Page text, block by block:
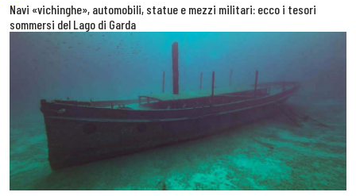
Navi «vichinghe», automobili, statue e mezzi militari: ecco i tesori
sommersi del Lago di Garda